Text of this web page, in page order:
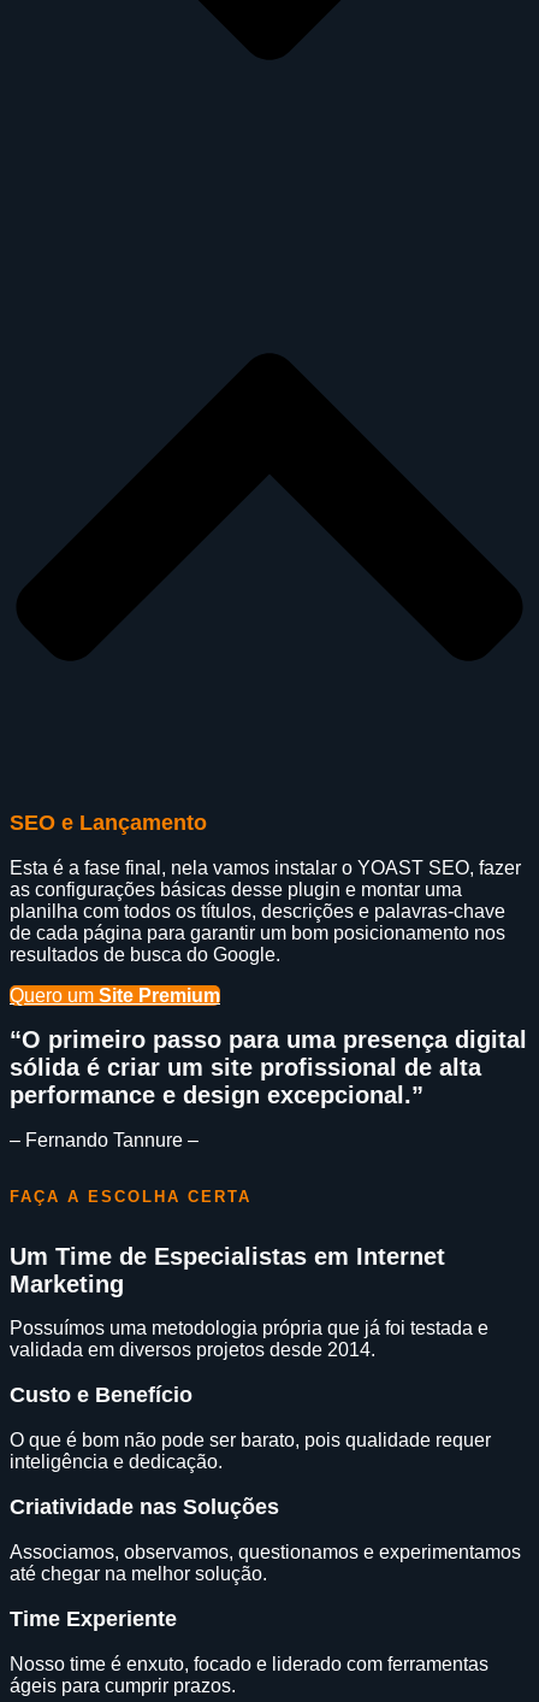
SEO e Lançamento
Esta é a fase final, nela vamos instalar o YOAST SEO, fazer
as configurações básicas desse plugin e montar uma
planilha com todos os títulos, descrições e palavras-chave
de cada página para garantir um bom posicionamento nos
resultados de busca do Google.
Quero um Site Premium
“O primeiro passo para uma presença digital
sólida é criar um site profissional de alta
performance e design excepcional.”
– Fernando Tannure –
FAÇA A ESCOLHA CERTA
Um Time de Especialistas em Internet
Marketing
Possuímos uma metodologia própria que já foi testada e
validada em diversos projetos desde 2014.
Custo e Benefício
O que é bom não pode ser barato, pois qualidade requer
inteligência e dedicação.
Criatividade nas Soluções
Associamos, observamos, questionamos e experimentamos
até chegar na melhor solução.
Time Experiente
Nosso time é enxuto, focado e liderado com ferramentas
ágeis para cumprir prazos.